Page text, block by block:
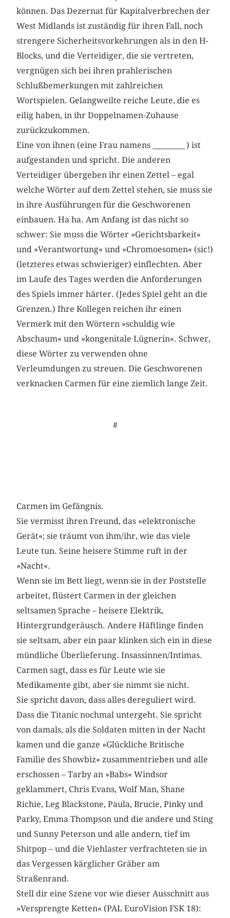
können. Das Dezernat für Kapitalverbrechen der
West Midlands ist zuständig für ihren Fall, noch
strengere Sicherheitsvorkehrungen als in den H-
Blocks, und die Verteidiger, die sie vertreten,
vergnügen sich bei ihren prahlerischen
Schlußbemerkungen mit zahlreichen
Wortspielen. Gelangweilte reiche Leute, die es
eilig haben, in ihr Doppelnamen-Zuhause
zurückzukommen.
Eine von ihnen (eine Frau namens _________ ) ist
aufgestanden und spricht. Die anderen
Verteidiger übergeben ihr einen Zettel – egal
welche Wörter auf dem Zettel stehen, sie muss sie
in ihre Ausführungen für die Geschworenen
einbauen. Ha ha. Am Anfang ist das nicht so
schwer: Sie muss die Wörter »Gerichtsbarkeit«
und »Verantwortung« und »Chromoesomen« (sic!)
(letzteres etwas schwieriger) einflechten. Aber
im Laufe des Tages werden die Anforderungen
des Spiels immer härter. (Jedes Spiel geht an die
Grenzen.) Ihre Kollegen reichen ihr einen
Vermerk mit den Wörtern »schuldig wie
Abschaum« und »kongenitale Lügnerin«. Schwer,
diese Wörter zu verwenden ohne
Verleumdungen zu streuen. Die Geschworenen
verknacken Carmen für eine ziemlich lange Zeit.
#
Carmen im Gefängnis.
Sie vermisst ihren Freund, das »elektronische
Gerät«; sie träumt von ihm/ihr, wie das viele
Leute tun. Seine heisere Stimme ruft in der
»Nacht«.
Wenn sie im Bett liegt, wenn sie in der Poststelle
arbeitet, flüstert Carmen in der gleichen
seltsamen Sprache – heisere Elektrik,
Hintergrundgeräusch. Andere Häftlinge finden
sie seltsam, aber ein paar klinken sich ein in diese
mündliche Überlieferung. Insassinnen/Intimas.
Carmen sagt, dass es für Leute wie sie
Medikamente gibt, aber sie nimmt sie nicht.
Sie spricht davon, dass alles dereguliert wird.
Dass die Titanic nochmal untergeht. Sie spricht
von damals, als die Soldaten mitten in der Nacht
kamen und die ganze »Glückliche Britische
Familie des Showbiz« zusammentrieben und alle
erschossen – Tarby an »Babs« Windsor
geklammert, Chris Evans, Wolf Man, Shane
Richie, Leg Blackstone, Paula, Brucie, Pinky und
Parky, Emma Thompson und die andere und Sting
und Sunny Peterson und alle andern, tief im
Shitpop – und die Viehlaster verfrachteten sie in
das Vergessen kärglicher Gräber am
Straßenrand.
Stell dir eine Szene vor wie dieser Ausschnitt aus
»Versprengte Ketten« (PAL EuroVision FSK 18):